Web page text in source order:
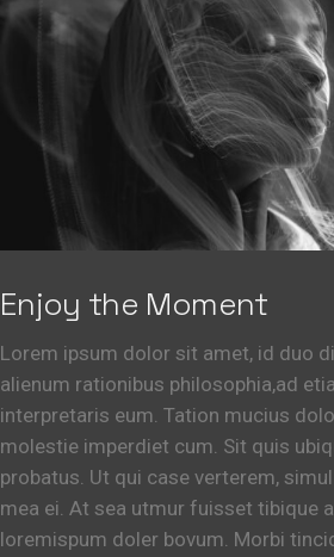
Enjoy the Moment
Lorem ipsum dolor sit amet, id duo
alienum rationibus philosophia,ad
interpretaris eum. Tation mucius
molestie imperdiet cum. Sit quis
probatus. Ut qui case verterem,
mea ei. At sea utmur fuisset tibique
loremispum doler bovum. Morbi